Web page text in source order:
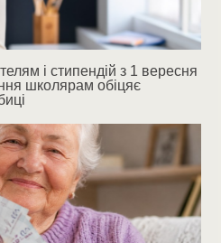
і стипендій з 1 вересня
школярам обіцяє